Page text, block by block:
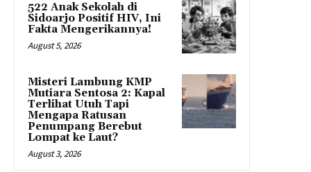
522 Anak Sekolah di
Sidoarjo Positif HIV, Ini
Fakta Mengerikannya!
August 5, 2026
Misteri Lambung KMP
Mutiara Sentosa 2: Kapal
Terlihat Utuh Tapi
Mengapa Ratusan
Penumpang Berebut
Lompat ke Laut?
August 3, 2026